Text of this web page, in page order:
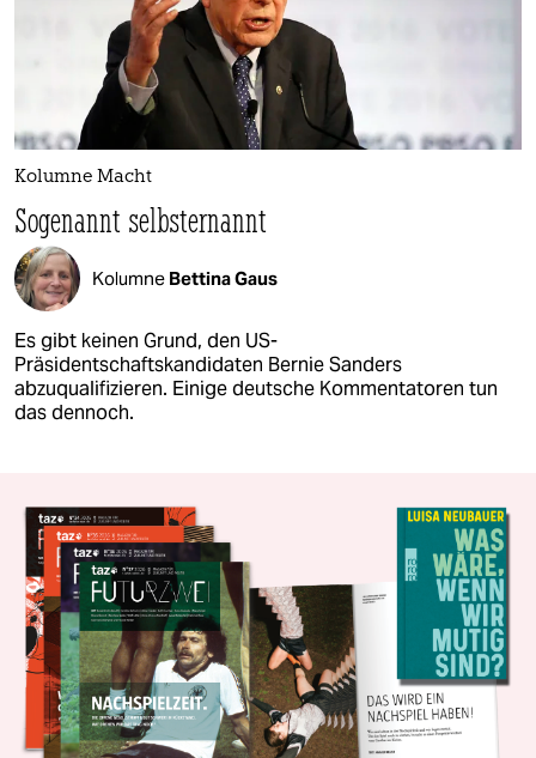
Kolumne Macht
Sogenannt selbsternannt
Kolumne Bettina Gaus
Es gibt keinen Grund, den US-
Präsidentschaftskandidaten Bernie Sanders
abzuqualifizieren. Einige deutsche Kommentatoren tun
das dennoch.